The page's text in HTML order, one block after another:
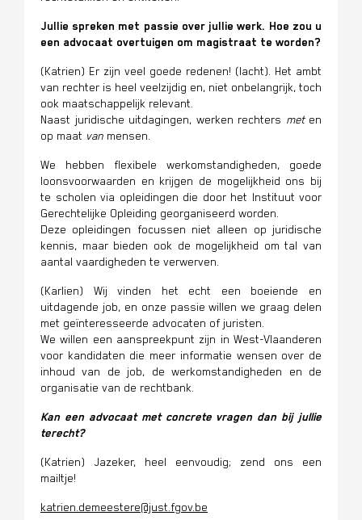
Jullie spreken met passie over jullie werk. Hoe zou u
een advocaat overtuigen om magistraat te worden?
(Katrien) Er zijn veel goede redenen! (lacht). Het ambt
van rechter is heel veelzijdig en, niet onbelangrijk, toch
ook maatschappelijk relevant.
Naast juridische uitdagingen, werken rechters meten
op maat van mensen.
We hebben flexibele werkomstandigheden, goede
loonsvoorwaarden en krijgen de mogelijkheid ons bij
te scholen via opleidingen die door het Instituut voor
Gerechtelijke Opleiding georganiseerd worden.
Deze opleidingen focussen niet alleen op juridische
kennis, maar bieden ook de mogelijkheid om tal van
aantal vaardigheden te verwerven.
(Karlien) Wij vinden het echt een boeiende en
uitdagende job, en onze passie willen we graag delen
met geïnteresseerde advocaten of juristen.
We willen een aanspreekpunt zijn in West-Vlaanderen
voor kandidaten die meer informatie wensen over de
inhoud van de job, de werkomstandigheden en de
organisatie van de rechtbank.
Kan een advocaat met concrete vragen dan bij jullie
terecht?
(Katrien) Jazeker, heel eenvoudig; zend ons een
mailtje!
katrien.demeestere@just.fgov.be